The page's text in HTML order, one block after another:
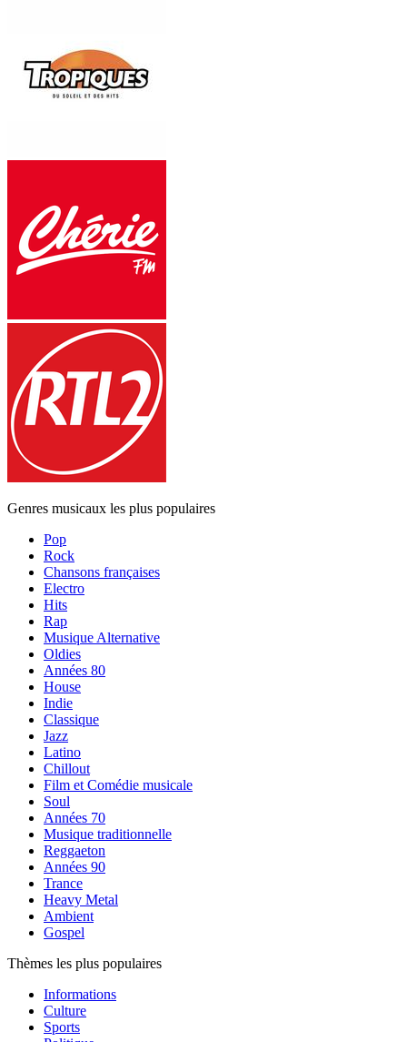
Genres musicaux les plus populaires
Pop
Rock
Chansons françaises
Electro
Hits
Rap
Musique Alternative
Oldies
Années 80
House
Indie
Classique
Jazz
Latino
Chillout
Film et Comédie musicale
Soul
Années 70
Musique traditionnelle
Reggaeton
Années 90
Trance
Heavy Metal
Ambient
Gospel
Thèmes les plus populaires
Informations
Culture
Sports